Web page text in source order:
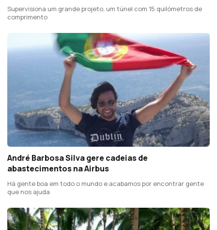
Supervisiona um grande projeto, um túnel com 15 quilómetros de
comprimento
André Barbosa Silva gere cadeias de
abastecimentos na Airbus
Há gente boa em todo o mundo e acabamos por encontrar gente
que nos ajuda